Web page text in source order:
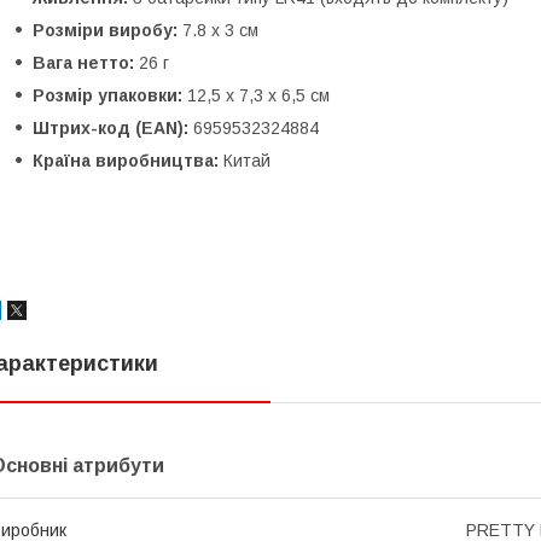
Розміри виробу: 7.8 х 3 см
Вага нетто: 26 г
Розмір упаковки: 12,5 x 7,3 x 6,5 см
Штрих-код (EAN): 6959532324884
Країна виробництва: Китай
атрибути
PRETTY